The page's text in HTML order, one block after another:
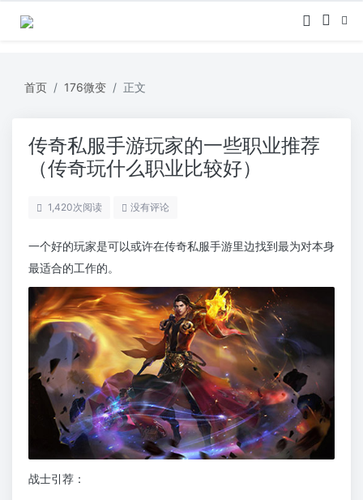
首页 176微变 正文
传奇私服手游玩家的一些职业推荐
（传奇玩什么职业比较好）
1,420次阅读 没有评论
一个好的玩家是可以或许在传奇私服手游里边找到最为对本身
最适合的工作的。
战士引荐：